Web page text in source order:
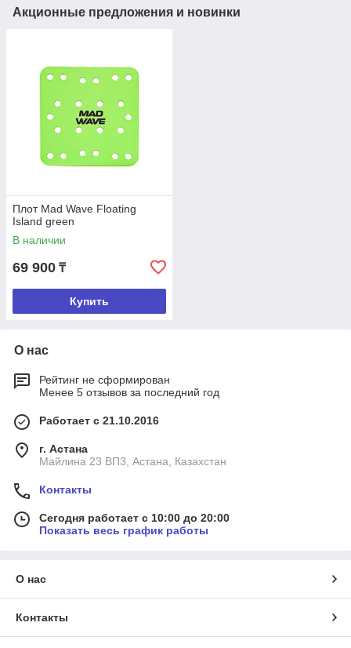
Акционные предложения и новинки
Плот Mad Wave Floating
Island green
В наличии
69 900 ₸
Купить
О нас
Рейтинг не сформирован
Менее 5 отзывов за последний год
Работает с 21.10.2016
г. Астана
Майлина 23 ВП3, Астана, Казахстан
Контакты
Сегодня работает с 10:00 до 20:00
Показать весь график работы
О нас
Контакты